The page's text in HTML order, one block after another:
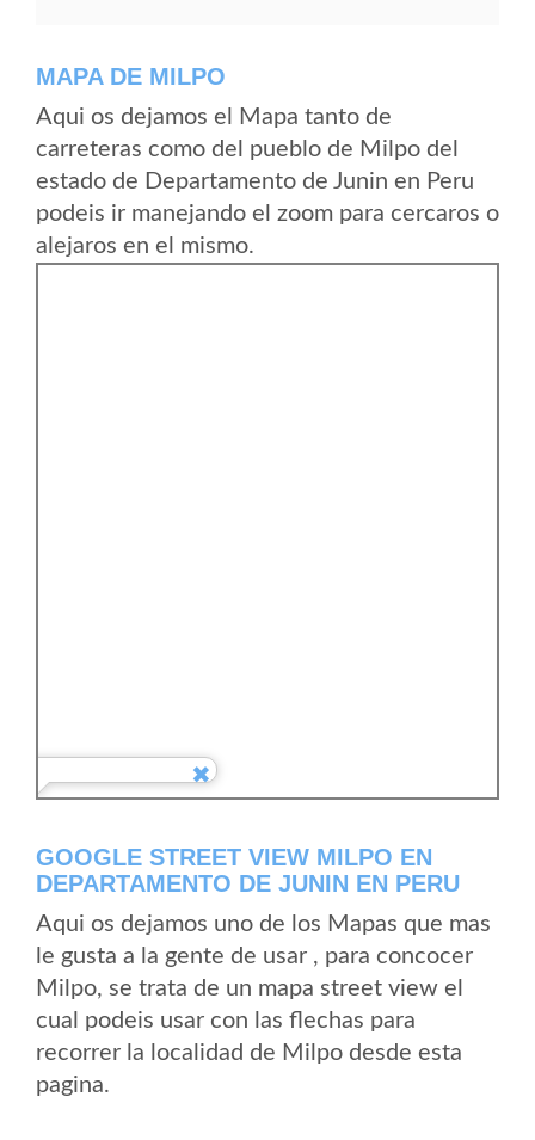
MAPA DE MILPO
Aqui os dejamos el Mapa tanto de
carreteras como del pueblo de Milpo del
estado de Departamento de Junin en Peru
podeis ir manejando el zoom para cercaros o
alejaros en el mismo.
GOOGLE STREET VIEW MILPO EN
DEPARTAMENTO DE JUNIN EN PERU
Aqui os dejamos uno de los Mapas que mas
le gusta a la gente de usar , para concocer
Milpo, se trata de un mapa street view el
cual podeis usar con las flechas para
recorrer la localidad de Milpo desde esta
pagina.